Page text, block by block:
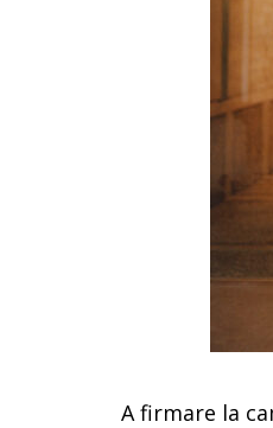
A firmare la